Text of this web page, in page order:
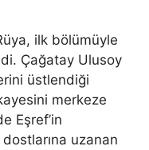
ilk bölümüyle
Çağatay Ulusoy
üstlendiği
merkeze
Eşref’in
uzanan